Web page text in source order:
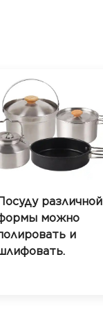
различной
можно
и